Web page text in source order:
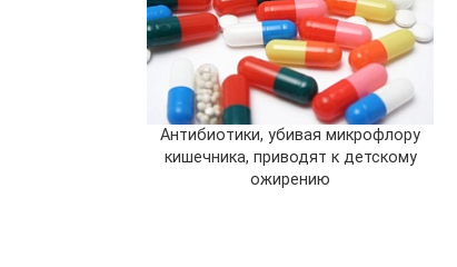
Антибиотики, убивая микрофлору
кишечника, приводят к детскому
ожирению